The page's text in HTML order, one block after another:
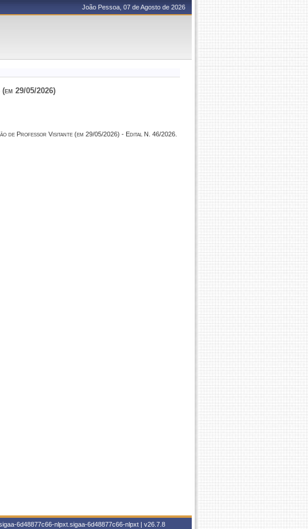
João Pessoa, 07 de Agosto de 2026
29/05/2026)
de Professor Visitante (em 29/05/2026) - Edital N. 46/2026.
6d48877c66-nlpxt.sigaa-6d48877c66-nlpxt | v26.7.8